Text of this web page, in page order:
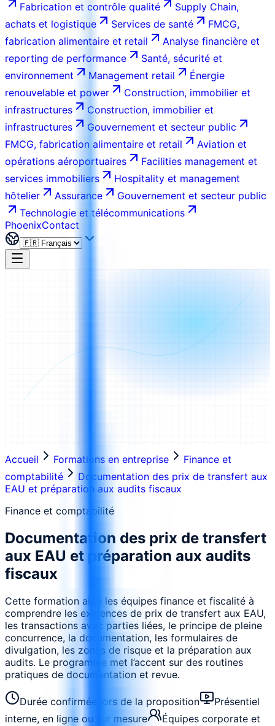
Fabrication et contrôle qualité
Supply Chain,
achats et logistique
Services de santé
FMCG,
fabrication alimentaire et retail
Analyse financière et
reporting de performance
Santé, sécurité et
environnement
Management retail
Énergie
renouvelable et power
Construction, immobilier et
infrastructures
Construction, immobilier et
infrastructures
Gouvernement et secteur public
FMCG, fabrication alimentaire et retail
Aviation et
opérations aéroportuaires
Facilities management et
services immobiliers
Hospitality et management
hôtelier
Assurance
Gouvernement et secteur public
Technologie et télécommunications
PhoenixContact
Accueil Formations en entreprise
Finance et
comptabilité
Documentation des prix de transfert aux
EAU et préparation aux audits fiscaux
Finance et comptabilité
Documentation des prix de transfert
aux EAU et préparation aux audits
fiscaux
Cette formation aide les équipes finance et fiscalité à
comprendre les exigences de prix de transfert aux EAU,
les transactions avec parties liées, le principe de pleine
concurrence, la documentation, les formulaires de
divulgation, les zones de risque et la préparation aux
audits. Le programme met l’accent sur des routines
pratiques de documentation et revue.
Durée confirmée lors de la proposition
Présentiel
interne, en ligne ou sur mesure
Équipes corporate et